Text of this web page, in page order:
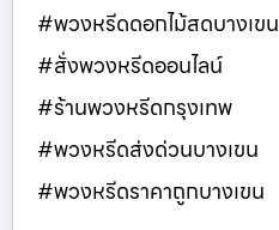
#พวงหรีดดอกไม้สดบางเขน
#สั่งพวงหรีดออนไลน์
#ร้านพวงหรีดกรุงเทพ
#พวงหรีดส่งด่วนบางเขน
#พวงหรีดราคาถูกบางเขน